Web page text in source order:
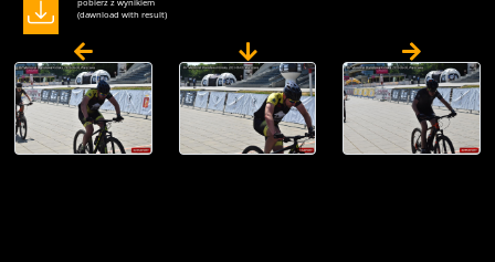
pobierz z wynikiem
(dawnload with result)